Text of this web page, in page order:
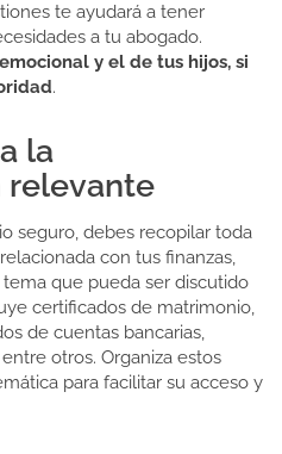
te ayudará a tener
a tu abogado.
y el de tus hijos, si
.
la
relevante
seguro, debes recopilar toda
con tus finanzas,
que pueda ser discutido
certificados de matrimonio,
de cuentas bancarias,
otros. Organiza estos
para facilitar su acceso y